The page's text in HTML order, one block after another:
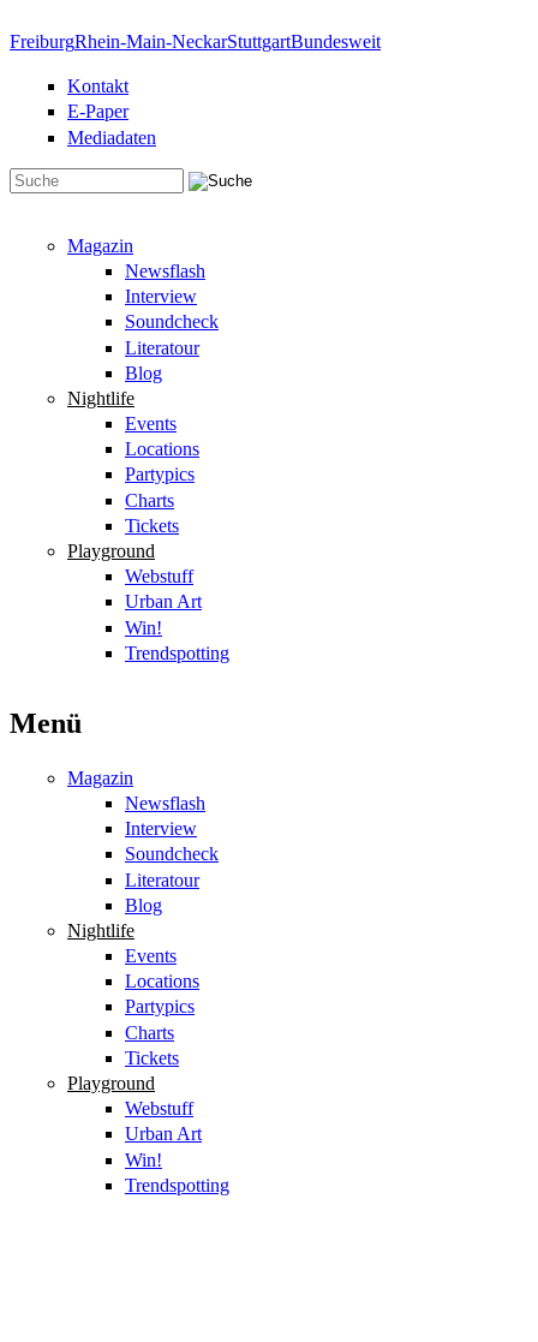
FreiburgRhein-Main-NeckarStuttgartBundesweit
Kontakt
E-Paper
Mediadaten
Magazin
Newsflash
Interview
Soundcheck
Literatour
Blog
Nightlife
Events
Locations
Partypics
Charts
Tickets
Playground
Webstuff
Urban Art
Win!
Trendspotting
Menü
Magazin
Newsflash
Interview
Soundcheck
Literatour
Blog
Nightlife
Events
Locations
Partypics
Charts
Tickets
Playground
Webstuff
Urban Art
Win!
Trendspotting